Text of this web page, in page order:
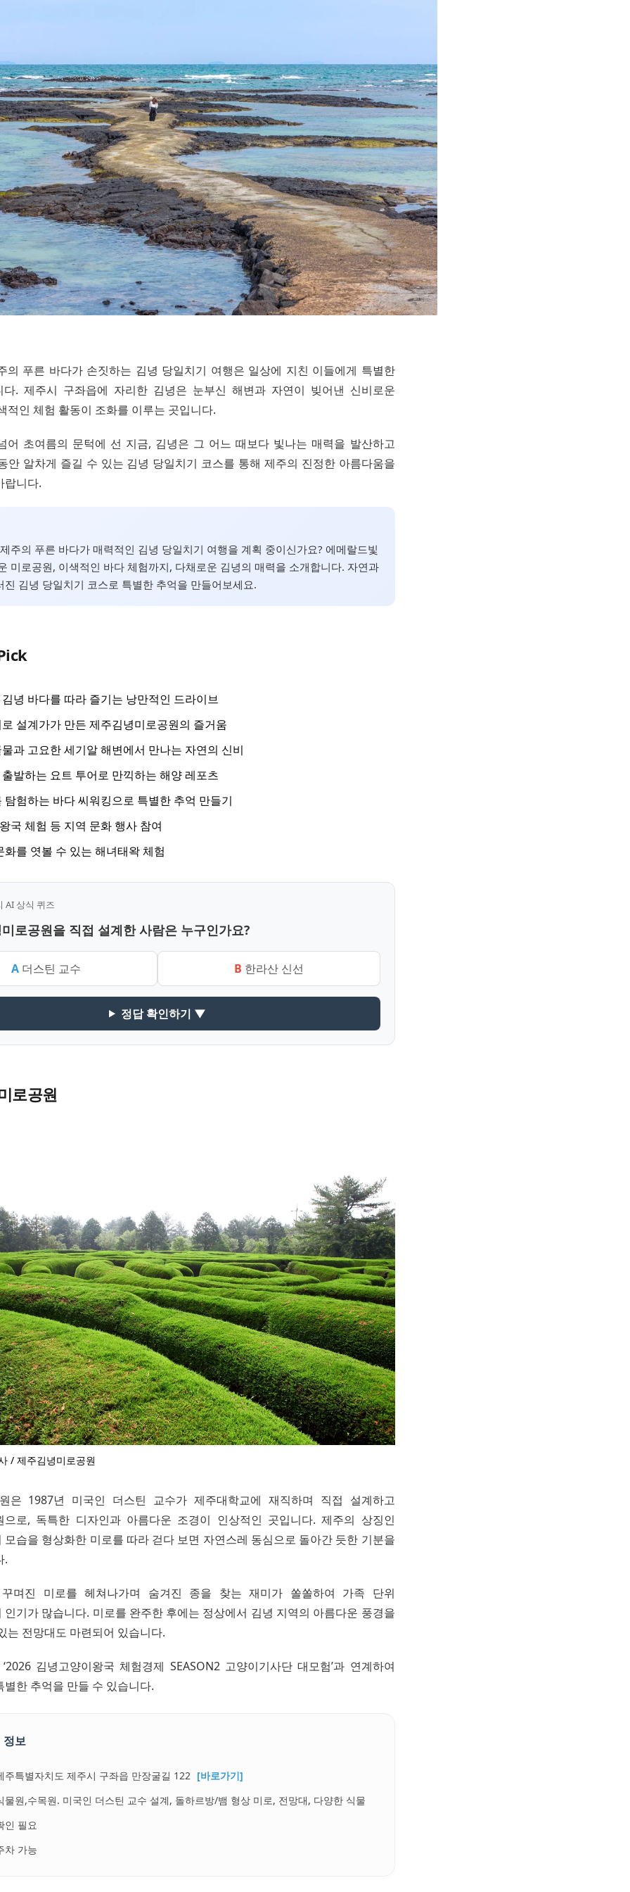
의 푸른 바다가 손짓하는 김녕 당일치기 여행은 일상에 지친 이들에게 특별한
다. 제주시 구좌읍에 자리한 김녕은 눈부신 해변과 자연이 빚어낸 신비로운
적인 체험 활동이 조화를 이루는 곳입니다.
어 초여름의 문턱에 선 지금, 김녕은 그 어느 때보다 빛나는 매력을 발산하고
안 알차게 즐길 수 있는 김녕 당일치기 코스를 통해 제주의 진정한 아름다움을
랍니다.
주의 푸른 바다가 매력적인 김녕 당일치기 여행을 계획 중이신가요? 에메랄드빛
미로공원, 이색적인 바다 체험까지, 다채로운 김녕의 매력을 소개합니다. 자연과
진 김녕 당일치기 코스로 특별한 추억을 만들어보세요.
녕 바다를 따라 즐기는 낭만적인 드라이브
설계가가 만든 제주김녕미로공원의 즐거움
과 고요한 세기알 해변에서 만나는 자연의 신비
발하는 요트 투어로 만끽하는 해양 레포츠
탐험하는 바다 씨워킹으로 특별한 추억 만들기
국 체험 등 지역 문화 행사 참여
화를 엿볼 수 있는 해녀태왁 체험
AI 상식 퀴즈
로공원을 직접 설계한 사람은 누구인가요?
A 더스틴 교수 B 한라산 신선
정답 확인하기 ▼
로공원
/ 제주김녕미로공원
은 1987년 미국인 더스틴 교수가 제주대학교에 재직하며 직접 설계하고
으로, 독특한 디자인과 아름다운 조경이 인상적인 곳입니다. 제주의 상징인
모습을 형상화한 미로를 따라 걷다 보면 자연스레 동심으로 돌아간 듯한 기분을
.
며진 미로를 헤쳐나가며 숨겨진 종을 찾는 재미가 쏠쏠하여 가족 단위
인기가 많습니다. 미로를 완주한 후에는 정상에서 김녕 지역의 아름다운 풍경을
는 전망대도 마련되어 있습니다.
김녕고양이왕국 체험경제 SEASON2 고양이기사단 대모험’과 연계하여
한 추억을 만들 수 있습니다.
정보
주특별자치도 제주시 구좌읍 만장굴길 122 [바로가기]
물원,수목원. 미국인 더스틴 교수 설계, 돌하르방/뱀 형상 미로, 전망대, 다양한 식물
인 필요
차 가능